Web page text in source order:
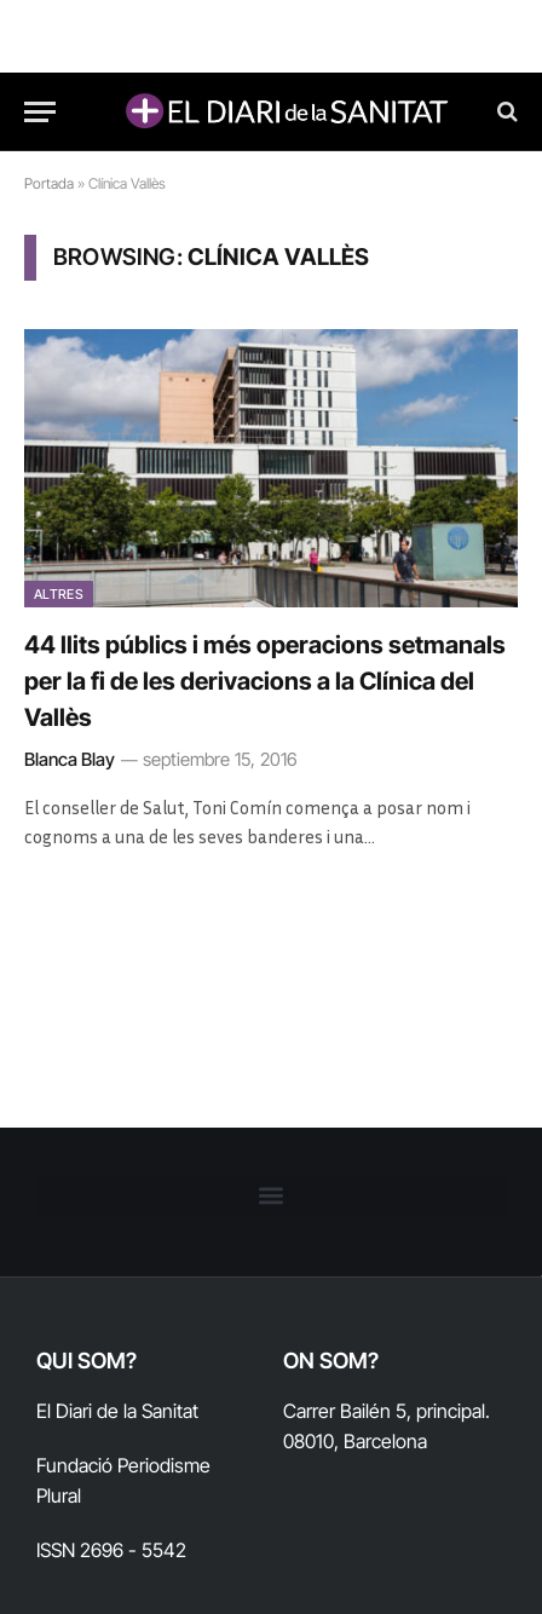
Portada » Clínica Vallès
BROWSING:CLÍNICA VALLÈS
ALTRES
44 llits públics i més operacions setmanals
per la fi de les derivacions a la Clínica del
Vallès
Blanca Blay septiembre 15, 2016
El conseller de Salut, Toni Comín comença a posar nom i
cognoms a una de les seves banderes i una…
QUI SOM?
El Diari de la Sanitat
Fundació Periodisme
Plural
ISSN 2696 - 5542
ON SOM?
Carrer Bailén 5, principal.
08010, Barcelona